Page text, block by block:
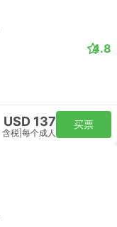
4.8
USD 137
含税 每个成人
买票